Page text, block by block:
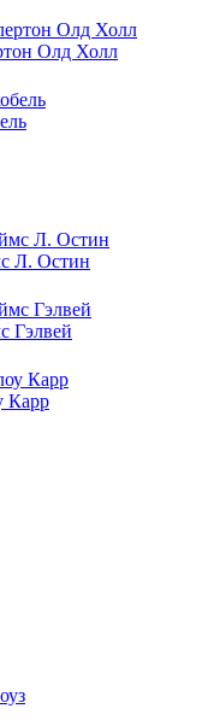
Олд Холл
Л. Остин
Гэлвей
Карр